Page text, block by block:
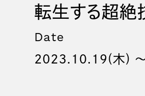
転生する超絶
Date
2023.10.19(木)